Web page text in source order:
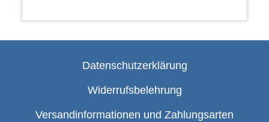
Datenschutzerklärung
Widerrufsbelehrung
Versandinformationen und Zahlungsarten